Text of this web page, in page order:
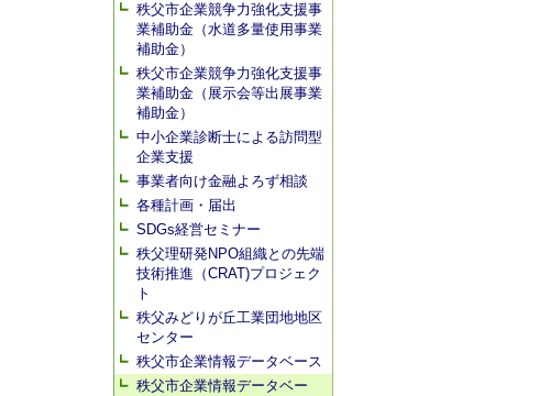
秩父市企業競争力強化支援事
業補助金（水道多量使用事業
補助金）
秩父市企業競争力強化支援事
業補助金（展示会等出展事業
補助金）
中小企業診断士による訪問型
企業支援
事業者向け金融よろず相談
各種計画・届出
SDGs経営セミナー
秩父理研発NPO組織との先端
技術推進（CRAT)プロジェク
ト
秩父みどりが丘工業団地地区
センター
秩父市企業情報データベース
秩父市企業情報データベー